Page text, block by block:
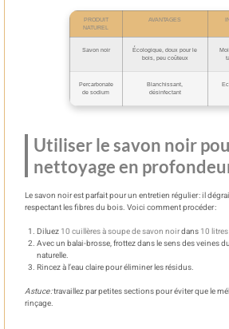
PRODUIT
NATUREL
AVANTAGES
Savon noir
Écologique, doux pour le
bois, peu coûteux
Percarbonate
de sodium
Blanchissant,
désinfectant
Utiliser le savon noir
nettoyage en
Le savon noir est parfait pour un entretien régulier : il
respectant les fibres du bois. Voici comment procéder :
Diluez 10 cuillères à soupe de savon noirdans 10
Avec un balai-brosse, frottez dans le sens des veines
naturelle.
Rincez à l’eau claire pour éliminer les résidus.
Astuce :travaillez par petites sections pour éviter que le
rinçage.